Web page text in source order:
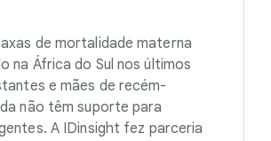
de mortalidade materna
na África do Sul nos últimos
e mães de recém-
não têm suporte para
A IDinsight fez parceria